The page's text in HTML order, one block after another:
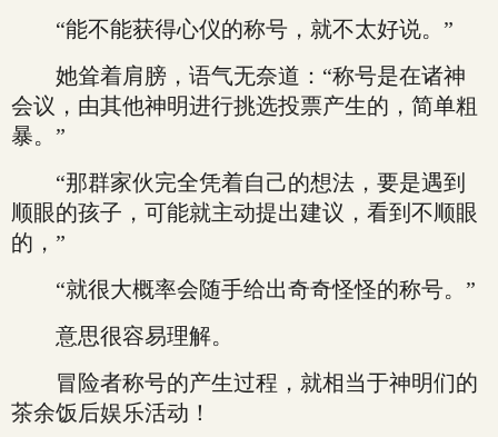
“能不能获得心仪的称号，就不太好说。”
她耸着肩膀，语气无奈道：“称号是在诸神
会议，由其他神明进行挑选投票产生的，简单粗
暴。”
“那群家伙完全凭着自己的想法，要是遇到
顺眼的孩子，可能就主动提出建议，看到不顺眼
的，”
“就很大概率会随手给出奇奇怪怪的称号。”
意思很容易理解。
冒险者称号的产生过程，就相当于神明们的
茶余饭后娱乐活动！